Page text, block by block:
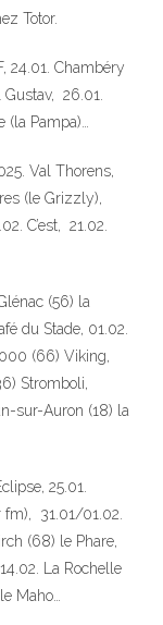
Totor.
24.01. Chambéry
26.01.
(la Pampa)…
Val Thorens,
(le Grizzly),
C’est, 21.02.
(56) la
du Stade, 01.02.
(66) Viking,
Stromboli,
sur-Auron (18) la
25.01.
31.01/01.02.
(68) le Phare,
La Rochelle
Maho…